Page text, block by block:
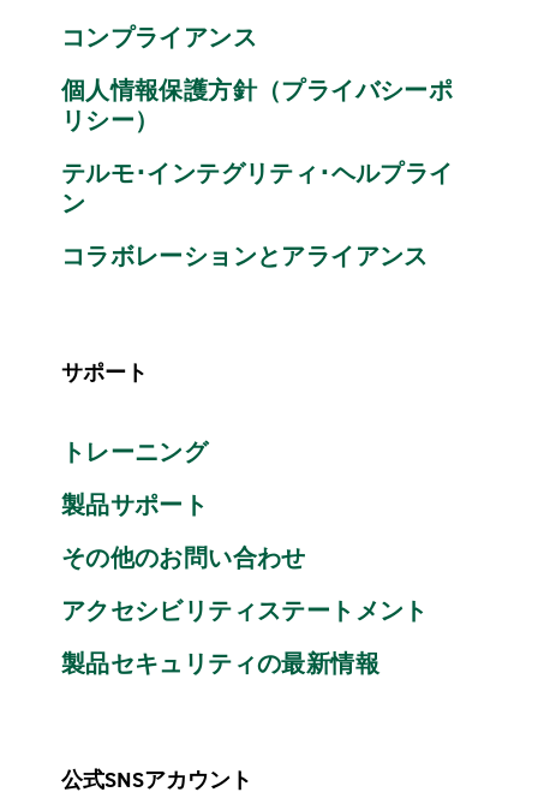
コンプライアンス
個人情報保護方針（プライバシーポ
リシー）
テルモ･インテグリティ･ヘルプライ
ン
コラボレーションとアライアンス
サポート
トレーニング
製品サポート
その他のお問い合わせ
アクセシビリティステートメント
製品セキュリティの最新情報
公式SNSアカウント